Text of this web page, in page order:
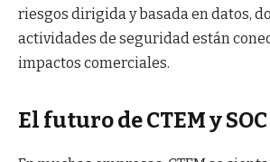
riesgos dirigida y basada en datos,
actividades de seguridad están
impactos comerciales.
El futuro de CTEM y SOC